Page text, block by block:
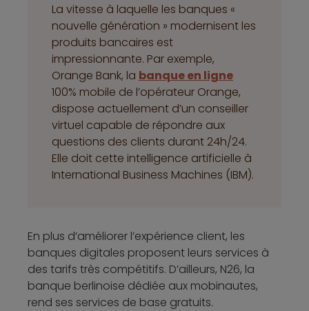
La vitesse à laquelle les banques «
nouvelle génération » modernisent les
produits bancaires est
impressionnante. Par exemple,
Orange Bank, la banque en ligne
100% mobile de l’opérateur Orange,
dispose actuellement d’un conseiller
virtuel capable de répondre aux
questions des clients durant 24h/24.
Elle doit cette intelligence artificielle à
International Business Machines (IBM).
En plus d’améliorer l’expérience client, les
banques digitales proposent leurs services à
des tarifs très compétitifs. D’ailleurs, N26, la
banque berlinoise dédiée aux mobinautes,
rend ses services de base gratuits.